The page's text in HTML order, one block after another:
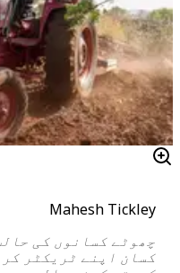
Mahesh Tickley
چھوٹے کسانوں کی
کسان اپنے ٹریکٹر